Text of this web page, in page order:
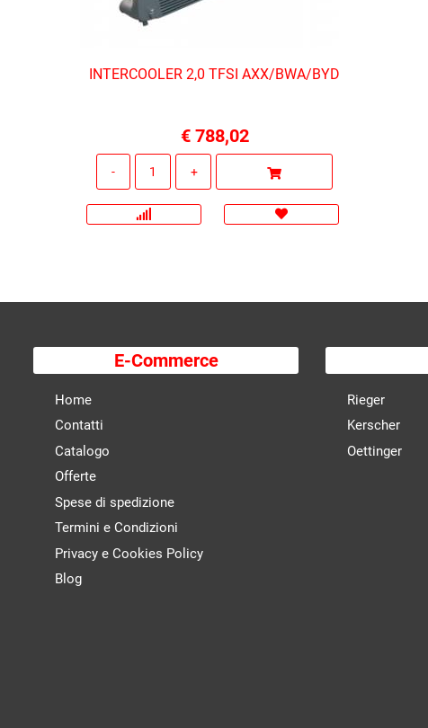
INTERCOOLER 2,0 TFSI AXX/BWA/BYD
€ 788,02
E-Commerce
Home
Contatti
Catalogo
Offerte
Spese di spedizione
Termini e Condizioni
Privacy e Cookies Policy
Blog
Rieger
Kerscher
Oettinger